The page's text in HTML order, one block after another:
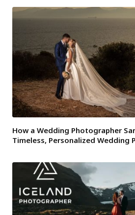
How a Wedding Photographer
Timeless, Personalized Wedding